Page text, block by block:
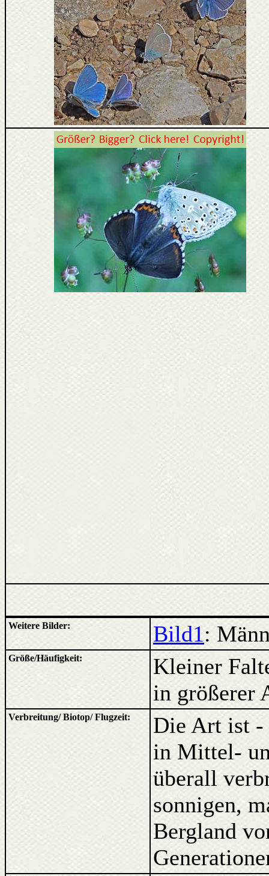
Weitere Bilder: Bild1:
Größe/Häufigkeit:
Kleiner
in größerer
Verbreitung/ Biotop/ Flugzeit:
Die Art ist -
in Mittel-
überall
sonnigen,
Bergland